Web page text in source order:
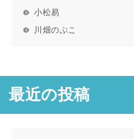
小松易
川畑のぶこ
最近の投稿